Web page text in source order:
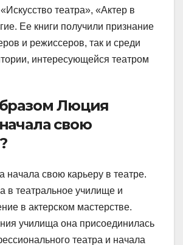
театра», «Актер в
Ее книги получили признание
и режиссеров, так и среди
интересующейся театром
Люция
свою
свою карьеру в театре.
в театральное училище и
в актерском мастерстве.
училища она присоединилась
театра и начала